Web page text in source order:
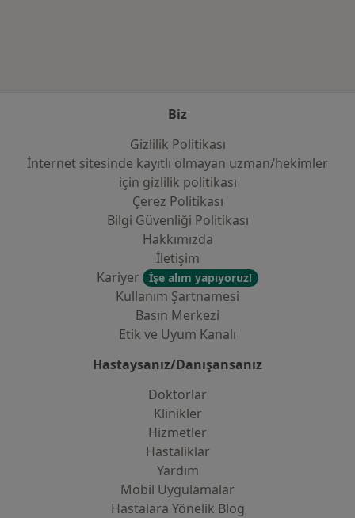
Biz
Gizlilik Politikası
İnternet sitesinde kayıtlı olmayan uzman/hekimler
i̇çin gizlilik politikası
Çerez Politikası
Bilgi Güvenliği Politikası
Hakkımızda
İletişim
Kariyer
İşe alım yapıyoruz!
Kullanım Şartnamesi
Basın Merkezi
Etik ve Uyum Kanalı
Hastaysanız/Danışansanız
Doktorlar
Klinikler
Hizmetler
Hastaliklar
Yardım
Mobil Uygulamalar
Hastalara Yönelik Blog